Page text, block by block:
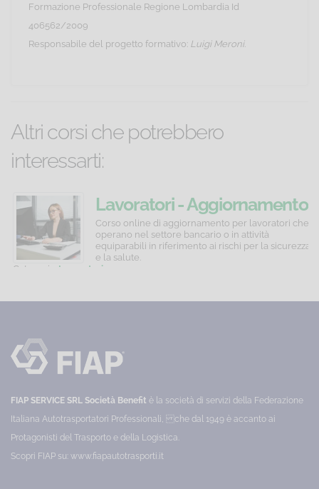
Formazione Professionale Regione Lombardia Id
406562/2009
Responsabile del progetto formativo: Luigi Meroni.
Altri corsi che potrebbero
interessarti:
Rivoluzione
energetica.
Come
affrontare
passaggio
dipendenza
dai
carburanti
ai
combustibili
e
vettori
Grandi
Eventi
Logistic
-
Categoria:
Gestione
d
impresa
manageriale
Prezzo:
€
Dirigenti
Aggiornamento
quinquennale
version)
Managers'
Five
year
Training
Corso
online
di
aggiornamento
in
sicurezza
lavoro
per
Dirigenti
i
settori
comparti
aziendali.
Five-
Lavoratori - Aggiornamento
quinquennale
Corso online di aggiornamento per lavoratori che
operano nel settore bancario o in attività
equiparabili in riferimento ai rischi per la sicurezza
e la salute.
Categoria: Lavoratori
FIAP SERVICE SRL Società Benefit è la società di servizi della Federazione
Italiana Autotrasportatori Professionali, che dal 1949 è accanto ai
Protagonisti del Trasporto e della Logistica.
Scopri FIAP su: www.fiapautotrasporti.it